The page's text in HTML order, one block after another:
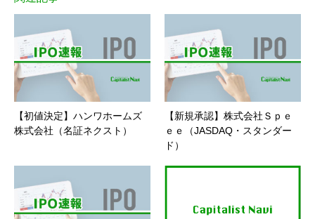
【初値決定】ハンワホームズ
株式会社（名証ネクスト）
【新規承認】株式会社Ｓｐｅ
ｅｅ（JASDAQ・スタンダー
ド）